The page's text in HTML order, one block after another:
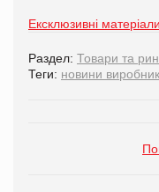
Ексклюзивні
Раздел: Товари та
Теги: новини